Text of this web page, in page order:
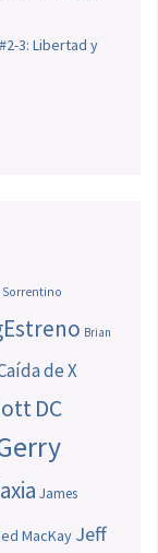
3: Libertad y
Sorrentino
Brian
de X
DC
James
MacKay Jeff